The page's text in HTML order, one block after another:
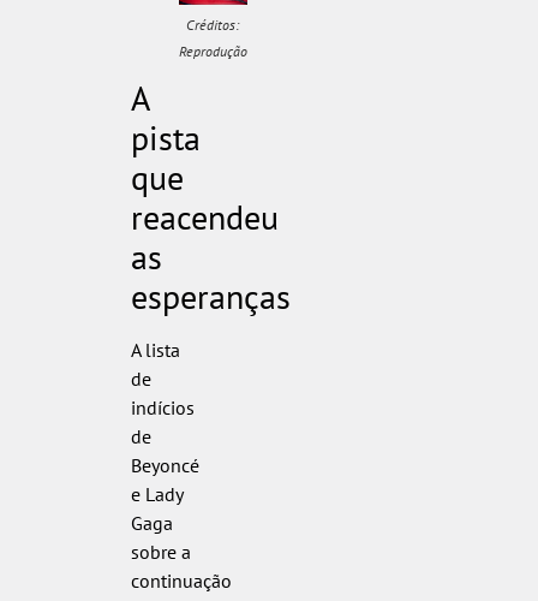
Créditos:
Reprodução
A
pista
que
reacendeu
as
esperanças
A lista
de
indícios
de
Beyoncé
e Lady
Gaga
sobre a
continuação